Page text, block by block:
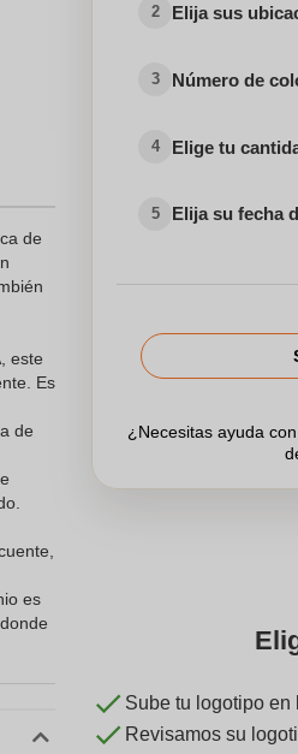
de
este
Es
de
es
2 Elija sus
3 Número de
4 Elige tu
5 Elija su fecha
¿Necesitas ayuda
Sube tu logotipo
Revisamos su